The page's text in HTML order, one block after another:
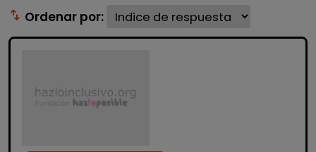
swap_vert Ordenar por: